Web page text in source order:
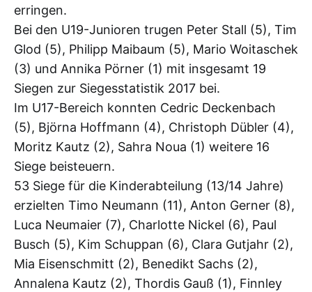
erringen.
Bei den U19-Junioren trugen Peter Stall (5), Tim
Glod (5), Philipp Maibaum (5), Mario Woitaschek
(3) und Annika Pörner (1) mit insgesamt 19
Siegen zur Siegesstatistik 2017 bei.
Im U17-Bereich konnten Cedric Deckenbach
(5), Björna Hoffmann (4), Christoph Dübler (4),
Moritz Kautz (2), Sahra Noua (1) weitere 16
Siege beisteuern.
53 Siege für die Kinderabteilung (13/14 Jahre)
erzielten Timo Neumann (11), Anton Gerner (8),
Luca Neumaier (7), Charlotte Nickel (6), Paul
Busch (5), Kim Schuppan (6), Clara Gutjahr (2),
Mia Eisenschmitt (2), Benedikt Sachs (2),
Annalena Kautz (2), Thordis Gauß (1), Finnley